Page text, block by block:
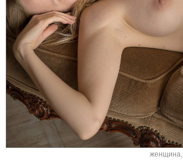
женщина,